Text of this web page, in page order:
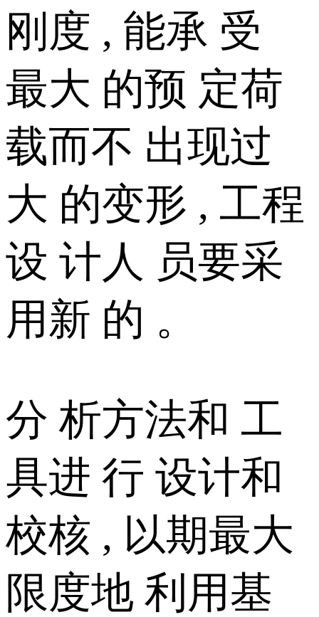
刚度 , 能承 受
最大 的预 定荷
载而不 出现过
大 的变形 , 工程
设 计人 员要采
用新 的 。
分 析方法和 工
具进 行 设计和
校核 , 以期最大
限度地 利用基